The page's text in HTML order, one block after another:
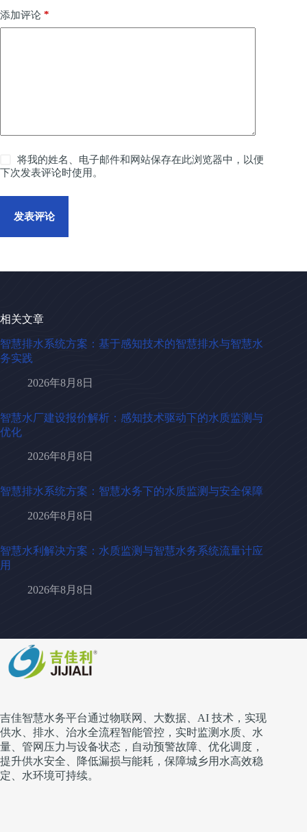
添加评论 *
将我的姓名、电子邮件和网站保存在此浏览器中，以便
下次发表评论时使用。
发表评论
相关文章
智慧排水系统方案：基于感知技术的智慧排水与智慧水
务实践
2026年8月8日
智慧水厂建设报价解析：感知技术驱动下的水质监测与
优化
2026年8月8日
智慧排水系统方案：智慧水务下的水质监测与安全保障
2026年8月8日
智慧水利解决方案：水质监测与智慧水务系统流量计应
用
2026年8月8日
吉佳智慧水务平台通过物联网、大数据、AI 技术，实现
供水、排水、治水全流程智能管控，实时监测水质、水
量、管网压力与设备状态，自动预警故障、优化调度，
提升供水安全、降低漏损与能耗，保障城乡用水高效稳
定、水环境可持续。